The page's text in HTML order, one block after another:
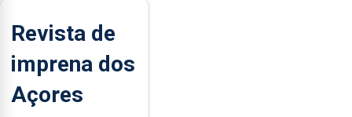
Revista de
imprena dos
Açores